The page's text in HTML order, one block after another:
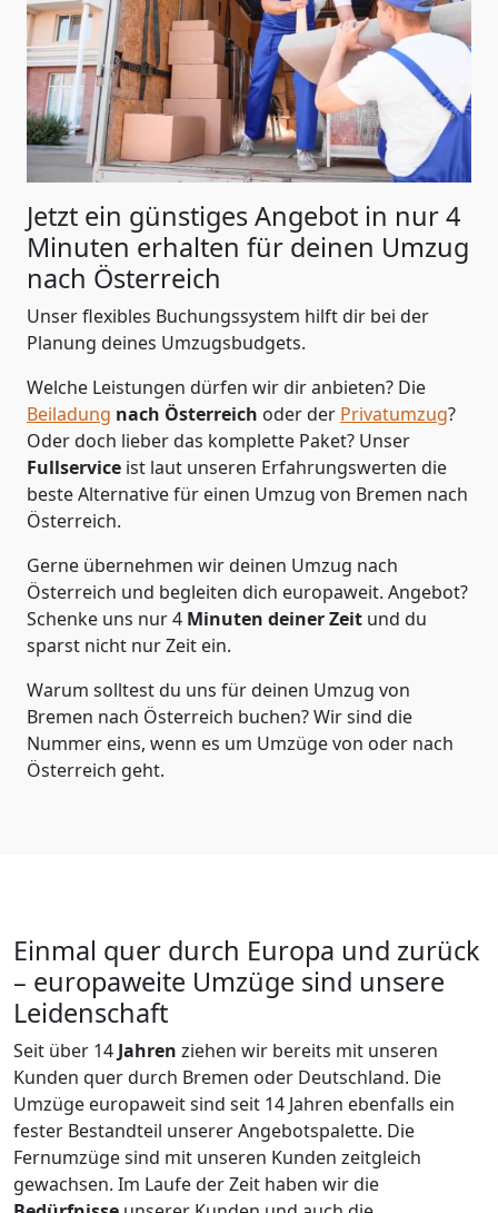
Jetzt ein günstiges Angebot in nur4
Minuten erhalten für deinen Umzug
nach Österreich
Unser flexibles Buchungssystem hilft dir bei der
Planung deines Umzugsbudgets.
Welche Leistungen dürfen wir dir anbieten? Die
Beiladung nach Österreich oder der Privatumzug?
Oder doch lieber das komplette Paket? Unser
Fullservice ist laut unseren Erfahrungswerten die
beste Alternative für einen Umzug von Bremen nach
Österreich.
Gerne übernehmen wir deinen Umzug nach
Österreich und begleiten dich europaweit. Angebot?
Schenke uns nur4 Minuten deiner Zeit und du
sparst nicht nur Zeit ein.
Warum solltest du uns für deinen Umzug von
Bremen nach Österreich buchen? Wir sind die
Nummer eins, wenn es um Umzüge von oder nach
Österreich geht.
Einmal quer durch Europa und zurück
– europaweite Umzüge sind unsere
Leidenschaft
Seit über 14 Jahren ziehen wir bereits mit unseren
Kunden quer durch Bremen oder Deutschland. Die
Umzüge europaweit sind seit 14 Jahren ebenfalls ein
fester Bestandteil unserer Angebotspalette. Die
Fernumzüge sind mit unseren Kunden zeitgleich
gewachsen. Im Laufe der Zeit haben wir die